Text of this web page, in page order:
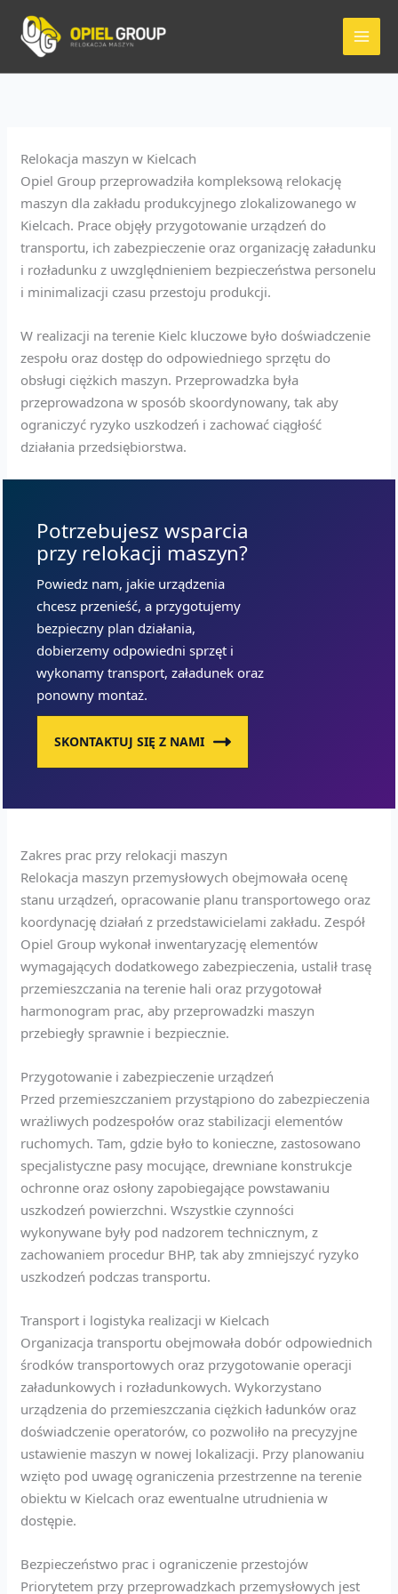
treści
Relokacja maszyn w Kielcach
Opiel Group przeprowadziła kompleksową relokację
maszyn dla zakładu produkcyjnego zlokalizowanego w
Kielcach. Prace objęły przygotowanie urządzeń do
transportu, ich zabezpieczenie oraz organizację załadunku
i rozładunku z uwzględnieniem bezpieczeństwa personelu
i minimalizacji czasu przestoju produkcji.
W realizacji na terenie Kielc kluczowe było doświadczenie
zespołu oraz dostęp do odpowiedniego sprzętu do
obsługi ciężkich maszyn. Przeprowadzka była
przeprowadzona w sposób skoordynowany, tak aby
ograniczyć ryzyko uszkodzeń i zachować ciągłość
działania przedsiębiorstwa.
Potrzebujesz wsparcia
przy relokacji maszyn?
Powiedz nam, jakie urządzenia
chcesz przenieść, a przygotujemy
bezpieczny plan działania,
dobierzemy odpowiedni sprzęt i
wykonamy transport, załadunek oraz
ponowny montaż.
SKONTAKTUJ SIĘ Z NAMI
Zakres prac przy relokacji maszyn
Relokacja maszyn przemysłowych obejmowała ocenę
stanu urządzeń, opracowanie planu transportowego oraz
koordynację działań z przedstawicielami zakładu. Zespół
Opiel Group wykonał inwentaryzację elementów
wymagających dodatkowego zabezpieczenia, ustalił trasę
przemieszczania na terenie hali oraz przygotował
harmonogram prac, aby przeprowadzki maszyn
przebiegły sprawnie i bezpiecznie.
Przygotowanie i zabezpieczenie urządzeń
Przed przemieszczaniem przystąpiono do zabezpieczenia
wrażliwych podzespołów oraz stabilizacji elementów
ruchomych. Tam, gdzie było to konieczne, zastosowano
specjalistyczne pasy mocujące, drewniane konstrukcje
ochronne oraz osłony zapobiegające powstawaniu
uszkodzeń powierzchni. Wszystkie czynności
wykonywane były pod nadzorem technicznym, z
zachowaniem procedur BHP, tak aby zmniejszyć ryzyko
uszkodzeń podczas transportu.
Transport i logistyka realizacji w Kielcach
Organizacja transportu obejmowała dobór odpowiednich
środków transportowych oraz przygotowanie operacji
załadunkowych i rozładunkowych. Wykorzystano
urządzenia do przemieszczania ciężkich ładunków oraz
doświadczenie operatorów, co pozwoliło na precyzyjne
ustawienie maszyn w nowej lokalizacji. Przy planowaniu
wzięto pod uwagę ograniczenia przestrzenne na terenie
obiektu w Kielcach oraz ewentualne utrudnienia w
dostępie.
Bezpieczeństwo prac i ograniczenie przestojów
Priorytetem przy przeprowadzkach przemysłowych jest